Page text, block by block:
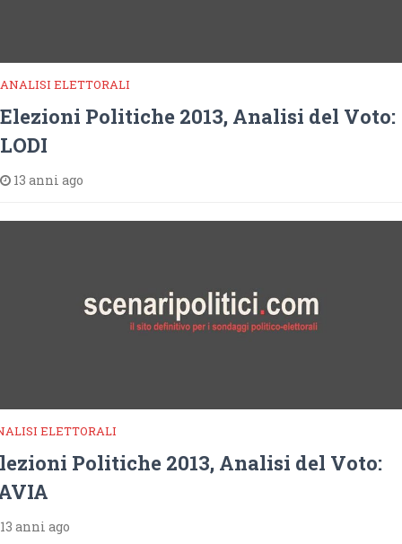
ANALISI ELETTORALI
Elezioni Politiche 2013, Analisi del Voto:
LODI
13 anni ago
ELETTORALI
Politiche 2013, Analisi del Voto:
anni ago